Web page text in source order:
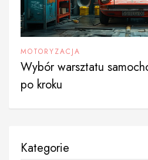
MOTORYZACJA
Wybór warsztatu
po kroku
Kategorie